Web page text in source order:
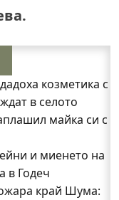
козметика с
в селото
майка си с
и миенето на
в Годеч
край Шума: